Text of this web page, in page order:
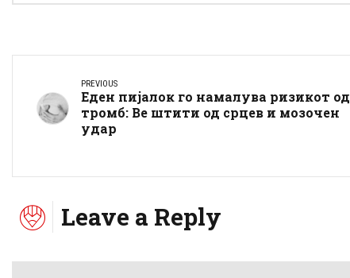
PREVIOUS
Еден пијалок го намалува ризикот од
тромб: Ве штити од срцев и мозочен
удар
Leave a Reply